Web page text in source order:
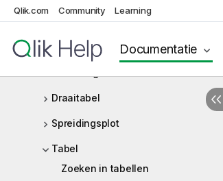
Qlik.com Community Learning
Documentatie
Navigatiemenu
NL-inzichten
Draaitabel
Spreidingsplot
Tabel
Zoeken in tabellen